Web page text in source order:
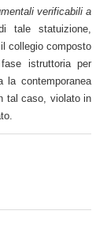
verificabili a
tale statuizione,
collegio composto
istruttoria per
la contemporanea
tal caso, violato in